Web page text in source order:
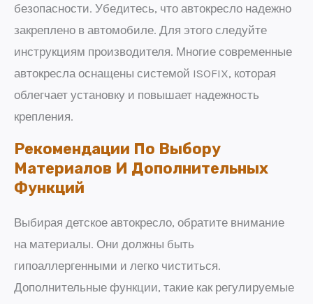
безопасности. Убедитесь, что автокресло надежно
закреплено в автомобиле. Для этого следуйте
инструкциям производителя. Многие современные
автокресла оснащены системой ISOFIX, которая
облегчает установку и повышает надежность
крепления.
Рекомендации По Выбору
Материалов И Дополнительных
Функций
Выбирая детское автокресло, обратите внимание
на материалы. Они должны быть
гипоаллергенными и легко чиститься.
Дополнительные функции, такие как регулируемые